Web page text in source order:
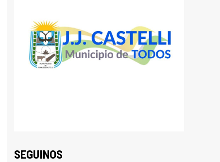
SEGUINOS